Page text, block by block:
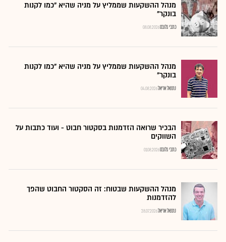
מנהל ההשקעות שממליץ על מניה שהיא "כמו לקנות
בונקר"
08.08.2026כתבי גלובס
מנהל ההשקעות שממליץ על מניה שהיא "כמו לקנות
בונקר"
04.08.2026נתנאל אריאל
הבכיר שרואה הזדמנות בסקטור חבוט - ועוד כתבות על
השווקים
01.08.2026כתבי גלובס
מנהל ההשקעות שבטוח: זה הסקטור החבוט שהפך
להזדמנות
28.07.2026נתנאל אריאל